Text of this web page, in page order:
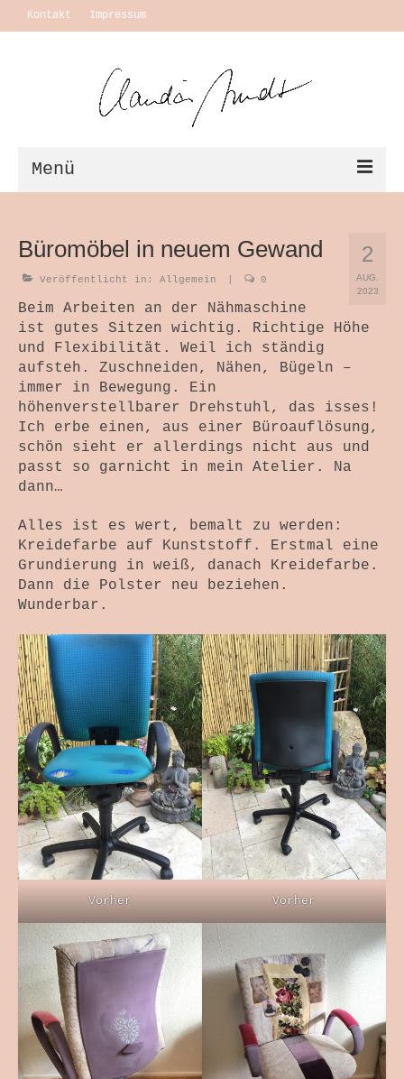
Kontakt Impressum
Menü
Leben
Arbeiten
Ausstellungen
Themenwelten
Objekt und Raum
Bild und Fotografie
Antependium
Werkstattverkauf
Wir Drei
Kurse + Termine
Die Zeit Atmet – SoulPage
Lichtspuren – SoulPage
2
AUG.
2023
Büromöbel in neuem Gewand
Veröffentlicht in: Allgemein 0
Beim Arbeiten an der Nähmaschine
ist gutes Sitzen wichtig. Richtige Höhe
und Flexibilität. Weil ich ständig
aufsteh. Zuschneiden, Nähen, Bügeln –
immer in Bewegung. Ein
höhenverstellbarer Drehstuhl, das isses!
Ich erbe einen, aus einer Büroauflösung,
schön sieht er allerdings nicht aus und
passt so garnicht in mein Atelier. Na
dann…
Alles ist es wert, bemalt zu werden:
Kreidefarbe auf Kunststoff. Erstmal eine
Grundierung in weiß, danach Kreidefarbe.
Dann die Polster neu beziehen.
Wunderbar.
Vorher Vorher